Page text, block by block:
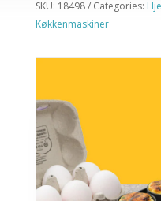
SKU: 18498 Categories:
Køkkenmaskiner